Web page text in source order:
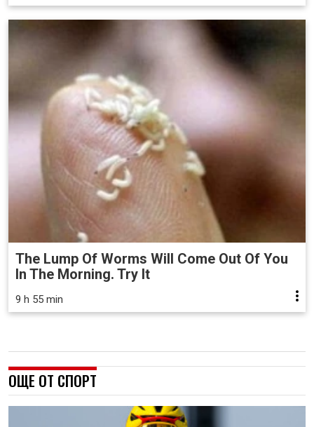
The Lump Of Worms Will Come Out Of You
In The Morning. Try It
9 h 55 min
ОЩЕ ОТ СПОРТ